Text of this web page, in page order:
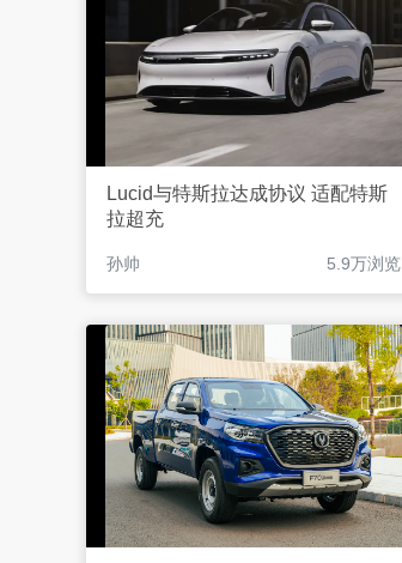
Lucid与特斯拉达成协议 适配特斯
拉超充
孙帅 5.9万浏览